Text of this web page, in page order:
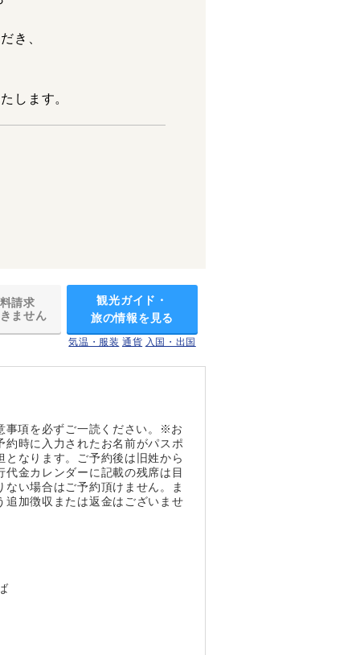
き、
します。
請求
ません
観光ガイド・
旅の情報を見る
気温・服装 通貨 入国・出国
事項を必ずご一読ください。※お
時に入力されたお名前がパスポ
なります。ご予約後は旧姓から
金カレンダーに記載の残席は目
い場合はご予約頂けません。ま
追加徴収または返金はございませ